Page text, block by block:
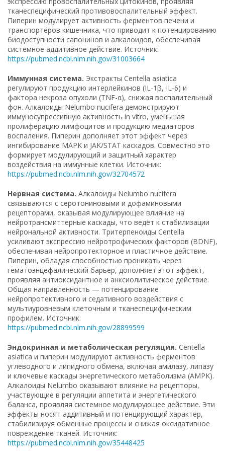
тканеспецифический противовоспалительный эффект.
Пиперин модулирует активность ферментов печени и
транспортёров кишечника, что приводит к потенцированию
биодоступности сапонинов и алкалоидов, обеспечивая
системное аддитивное действие. Источник:
https://pubmed.ncbi.nlm.nih.gov/31003664
Иммунная система. Экстракты Centella asiatica
регулируют продукцию интерлейкинов (IL-1β, IL-6) и
фактора некроза опухоли (TNF-α), снижая воспалительный
фон. Алкалоиды Nelumbo nucifera демонстрируют
иммуносупрессивную активность in vitro, уменьшая
пролиферацию лимфоцитов и продукцию медиаторов
воспаления. Пиперин дополняет этот эффект через
ингибирование MAPK и JAK/STAT каскадов. Совместно это
формирует модулирующий и защитный характер
воздействия на иммунные клетки. Источник:
https://pubmed.ncbi.nlm.nih.gov/32704572
Нервная система. Алкалоиды Nelumbo nucifera
связываются с серотониновыми и дофаминовыми
рецепторами, оказывая модулирующее влияние на
нейротрансмиттерные каскады, что ведёт к стабилизации
нейрональной активности. Тритерпеноиды Centella
усиливают экспрессию нейротрофических факторов (BDNF),
обеспечивая нейропротекторное и пластичное действие.
Пиперин, обладая способностью проникать через
гематоэнцефалический барьер, дополняет этот эффект,
проявляя антиоксидантное и анксиолитическое действие.
Общая направленность — потенцирование
нейропротективного и седативного воздействия с
мультиуровневым клеточным и тканеспецифическим
профилем. Источник:
https://pubmed.ncbi.nlm.nih.gov/28899599
Эндокринная и метаболическая регуляция. Centella
asiatica и пиперин модулируют активность ферментов
углеводного и липидного обмена, включая амилазу, липазу
и ключевые каскады энергетического метаболизма (AMPK).
Алкалоиды Nelumbo оказывают влияние на рецепторы,
участвующие в регуляции аппетита и энергетического
баланса, проявляя системное модулирующее действие. Эти
эффекты носят аддитивный и потенцирующий характер,
стабилизируя обменные процессы и снижая оксидативное
повреждение тканей. Источник:
https://pubmed.ncbi.nlm.nih.gov/35448425